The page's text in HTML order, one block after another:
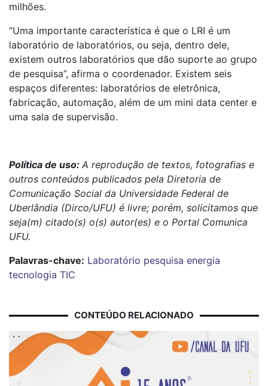
milhões.
“Uma importante característica é que o LRI é um
laboratório de laboratórios, ou seja, dentro dele,
existem outros laboratórios que dão suporte ao grupo
de pesquisa”, afirma o coordenador. Existem seis
espaços diferentes: laboratórios de eletrônica,
fabricação, automação, além de um mini data center e
uma sala de supervisão.
Política de uso: A reprodução de textos, fotografias e
outros conteúdos publicados pela Diretoria de
Comunicação Social da Universidade Federal de
Uberlândia (Dirco/UFU) é livre; porém, solicitamos que
seja(m) citado(s) o(s) autor(es) e o Portal Comunica
UFU.
Palavras-chave: Laboratório pesquisa energia
tecnologia TIC
CONTEÚDO RELACIONADO